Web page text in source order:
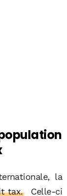
la
tax.
Celle-ci